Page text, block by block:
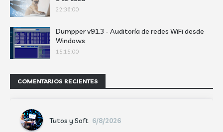
22:36:00
Dumpper v91.3 - Auditoría de redes WiFi desde
Windows
15:15:00
COMENTARIOS RECIENTES
Tutos y Soft 6/8/2026